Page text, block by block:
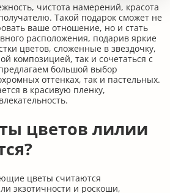
чистота намерений, красота
Такой подарок сможет не
ваше отношение, но и стать
расположения, подарив яркие
цветов, сложенные в звездочку,
композицией, так и сочетаться с
большой выбор
оттенках, так и пастельных.
в красивую пленку,
цветов лилии
цветы считаются
экзотичности и роскоши,